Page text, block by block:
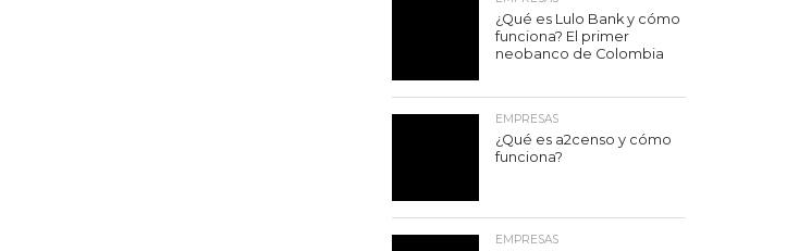
¿Qué es Lulo Bank y cómo
funciona? El primer
neobanco de Colombia
EMPRESAS
¿Qué es a2censo y cómo
funciona?
EMPRESAS